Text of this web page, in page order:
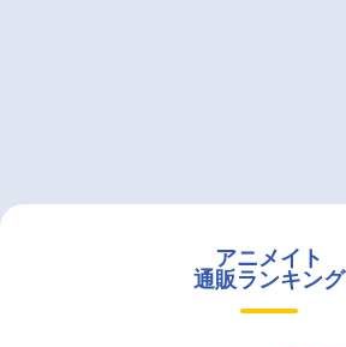
アニメイト
通販ランキング